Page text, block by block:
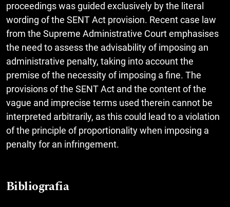
proceedings was guided exclusively by the literal
wording of the SENT Act provision. Recent case law
from the Supreme Administrative Court emphasises
the need to assess the advisability of imposing an
administrative penalty, taking into account the
premise of the necessity of imposing a fine. The
provisions of the SENT Act and the content of the
vague and imprecise terms used therein cannot be
interpreted arbitrarily, as this could lead to a violation
of the principle of proportionality when imposing a
penalty for an infringement.
Bibliografia